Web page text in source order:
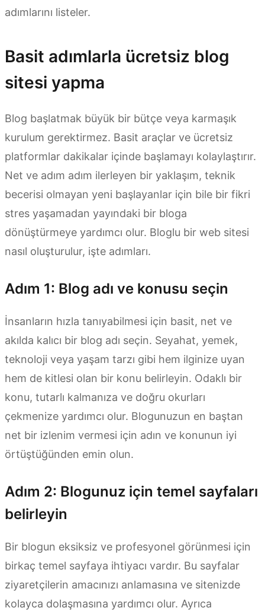
adımlarını listeler.
Basit adımlarla ücretsiz blog
sitesi yapma
Blog başlatmak büyük bir bütçe veya karmaşık
kurulum gerektirmez. Basit araçlar ve ücretsiz
platformlar dakikalar içinde başlamayı kolaylaştırır.
Net ve adım adım ilerleyen bir yaklaşım, teknik
becerisi olmayan yeni başlayanlar için bile bir fikri
stres yaşamadan yayındaki bir bloga
dönüştürmeye yardımcı olur. Bloglu bir web sitesi
nasıl oluşturulur, işte adımları.
Adım 1: Blog adı ve konusu seçin
İnsanların hızla tanıyabilmesi için basit, net ve
akılda kalıcı bir blog adı seçin. Seyahat, yemek,
teknoloji veya yaşam tarzı gibi hem ilginize uyan
hem de kitlesi olan bir konu belirleyin. Odaklı bir
konu, tutarlı kalmanıza ve doğru okurları
çekmenize yardımcı olur. Blogunuzun en baştan
net bir izlenim vermesi için adın ve konunun iyi
örtüştüğünden emin olun.
Adım 2: Blogunuz için temel sayfaları
belirleyin
Bir blogun eksiksiz ve profesyonel görünmesi için
birkaç temel sayfaya ihtiyacı vardır. Bu sayfalar
ziyaretçilerin amacınızı anlamasına ve sitenizde
kolayca dolaşmasına yardımcı olur. Ayrıca